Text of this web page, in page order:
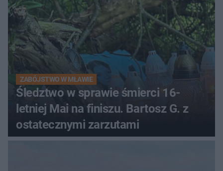
ZABÓJSTWO W MŁAWIE
Śledztwo w sprawie śmierci 16-
letniej Mai na finiszu. Bartosz G. z
ostatecznymi zarzutami